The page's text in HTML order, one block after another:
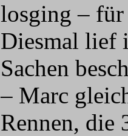
losging –
Diesmal lief
Sachen
– Marc
Rennen, die